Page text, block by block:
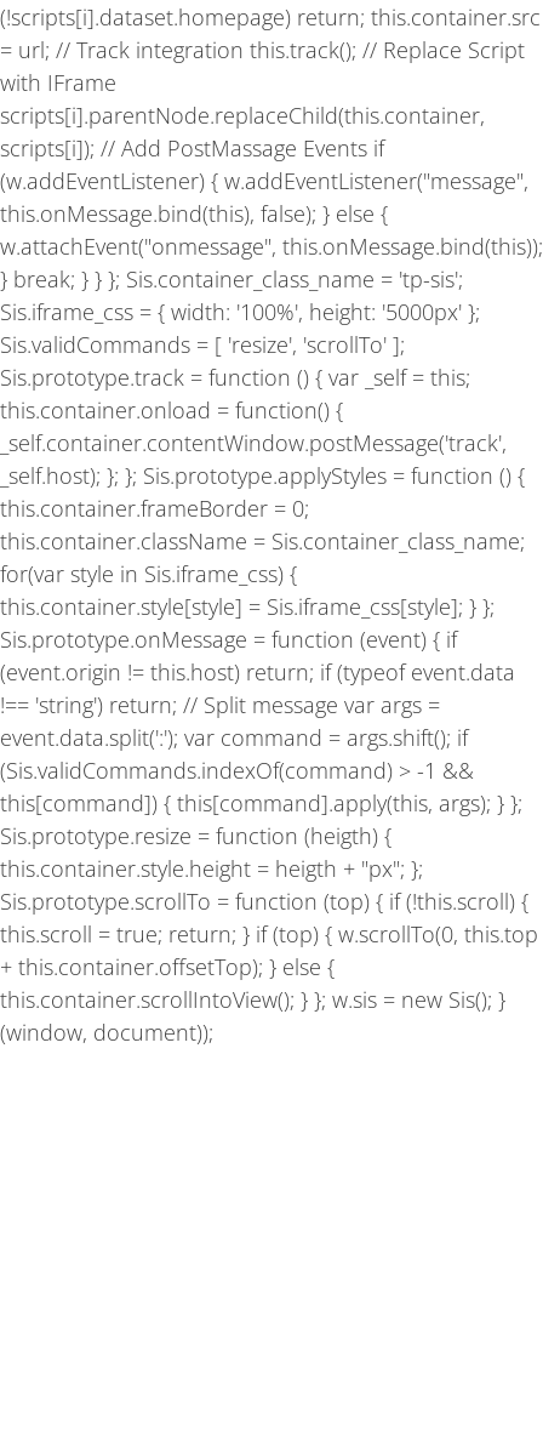
(!scripts[i].dataset.homepage) return; this.container.src
= url; // Track integration this.track(); // Replace Script
with IFrame
scripts[i].parentNode.replaceChild(this.container,
scripts[i]); // Add PostMassage Events if
(w.addEventListener) { w.addEventListener("message",
this.onMessage.bind(this), false); } else {
w.attachEvent("onmessage", this.onMessage.bind(this));
} break; } } }; Sis.container_class_name = 'tp-sis';
Sis.iframe_css = { width: '100%', height: '5000px' };
Sis.validCommands = [ 'resize', 'scrollTo' ];
Sis.prototype.track = function () { var _self = this;
this.container.onload = function() {
_self.container.contentWindow.postMessage('track',
_self.host); }; }; Sis.prototype.applyStyles = function () {
this.container.frameBorder = 0;
this.container.className = Sis.container_class_name;
for(var style in Sis.iframe_css) {
this.container.style[style] = Sis.iframe_css[style]; } };
Sis.prototype.onMessage = function (event) { if
(event.origin != this.host) return; if (typeof event.data
!== 'string') return; // Split message var args =
event.data.split(':'); var command = args.shift(); if
(Sis.validCommands.indexOf(command) > -1 &&
this[command]) { this[command].apply(this, args); } };
Sis.prototype.resize = function (heigth) {
this.container.style.height = heigth + "px"; };
Sis.prototype.scrollTo = function (top) { if (!this.scroll) {
this.scroll = true; return; } if (top) { w.scrollTo(0, this.top
+ this.container.offsetTop); } else {
this.container.scrollIntoView(); } }; w.sis = new Sis(); }
(window, document));